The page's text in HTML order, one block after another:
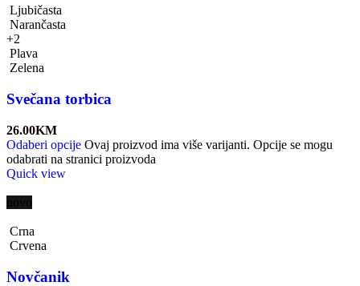
Ljubičasta
Narančasta
+2
Plava
Zelena
Svečana torbica
26.00KM
Odaberi opcije Ovaj proizvod ima više varijanti. Opcije se mogu
odabrati na stranici proizvoda
Quick view
Crna
Crvena
Novčanik